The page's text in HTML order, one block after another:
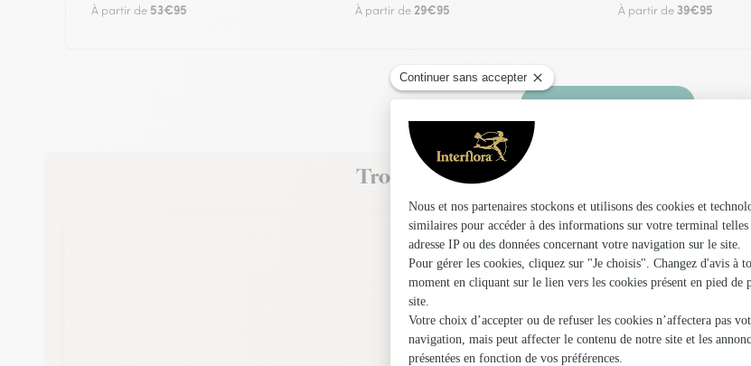
À partir de 53€95 À partir de 29€95 À partir de 39€95
Faire livrer des fleurs
Trouvez un fleuriste Interflora à Curlu et